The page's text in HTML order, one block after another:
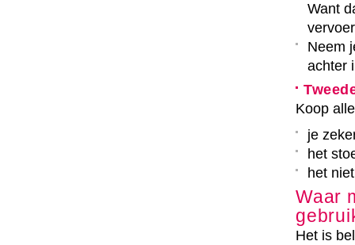
Want
Neem
achter
Koop
je
het
het
Waar
Het is